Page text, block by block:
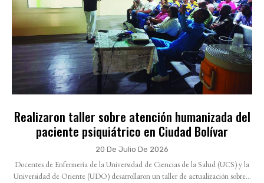
Realizaron taller sobre atención humanizada del
paciente psiquiátrico en Ciudad Bolívar
20 De Julio De 2026
Docentes de Enfermería de la Universidad de Ciencias de la Salud (UCS) y la
Universidad de Oriente (UDO) desarrollaron un taller de actualización sobre...